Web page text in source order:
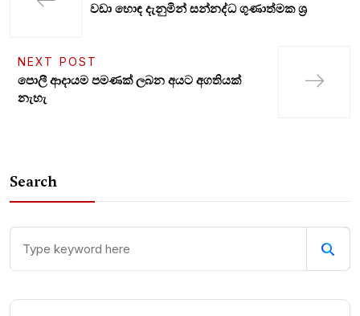
වඩා හොඳ දැනුමින් සන්නද්ධ ගුණාත්මක ශ්‍ර
NEXT POST
පොලී ආදායම පමණක් ලබන අයට අගතියක්
නැහැ
Search